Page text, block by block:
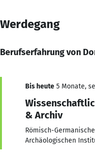
Werdegang
Berufserfahrung von
Bis heute 5 Monate,
& Archiv
Römisch-
Archäologischen